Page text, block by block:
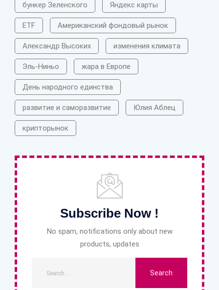
бункер Зеленского Яндекс карты
ETF Американский фондовый рынок
Александр Высоких изменения климата
Эль-Ниньо жара в Европе
День народного единства
развитие и саморазвитие Юлия Аблец
крипторынок
Subscribe Now !
No spam, notifications only about new
products, updates